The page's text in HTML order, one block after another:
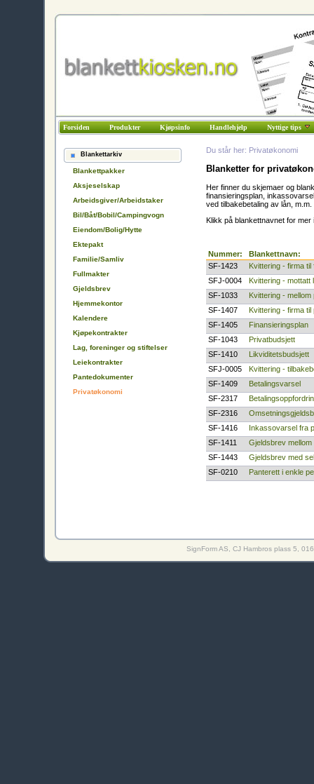
Forsiden Produkter Kjøpsinfo Handlehjelp Nyttige tips
Blankettarkiv
Blankettpakker
Aksjeselskap
Arbeidsgiver/Arbeidstaker
Bil/Båt/Bobil/Campingvogn
Eiendom/Bolig/Hytte
Ektepakt
Familie/Samliv
Fullmakter
Gjeldsbrev
Hjemmekontor
Kalendere
Kjøpekontrakter
Lag, foreninger og stiftelser
Leiekontrakter
Pantedokumenter
Privatøkonomi
Du står her: Privatøkonomi
Blanketter for
Her finner du skjemaer og
finansieringsplan,
ved tilbakebetaling av lån, m.m.
Klikk på blankettnavnet for
Nummer:
Blankettnavn:
SF-1423
Kvittering - firma til
SFJ-0004
Kvittering - mottatt
SF-1033
Kvittering -
SF-1407
Kvittering - firma til
SF-1405
Finansieringsplan
SF-1043
Privatbudsjett
SF-1410
Likviditetsbudsjett
SFJ-0005
Kvittering -
SF-1409
Betalingsvarsel
SF-2317
SF-2316
SF-1416
Inkassovarsel fra
SF-1411
Gjeldsbrev
SF-1443
Gjeldsbrev med
SF-0210
Panterett i enkle
SignForm AS, CJ Hambros plass 5,